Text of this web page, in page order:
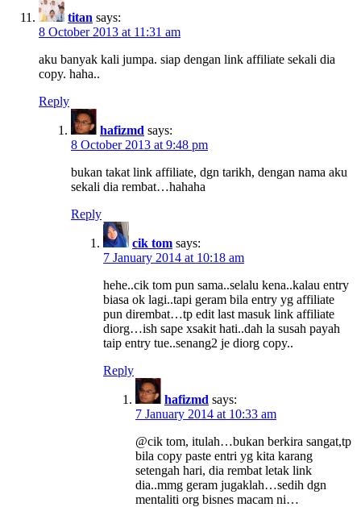
titan says:
8 October 2013 at 11:31 am
aku banyak kali jumpa. siap dengan link affiliate sekali dia
copy. haha..
Reply
hafizmd says:
8 October 2013 at 9:48 pm
bukan takat link affiliate, dgn tarikh, dengan nama aku
sekali dia rembat…hahaha
Reply
cik tom says:
7 January 2014 at 10:18 am
hehe..cik tom pun sama..selalu kena..kalau entry
biasa ok lagi..tapi geram bila entry yg affiliate
pun dirembat…tp edit last masuk link affiliate
diorg…ish sape xsakit hati..dah la susah payah
taip entry tue..senang2 je diorg copy..
Reply
hafizmd says:
7 January 2014 at 10:33 am
@cik tom, itulah…bukan berkira sangat,tp
bila copy paste entri yg kita karang
setengah hari, dia rembat letak link
dia..mmg geram jugaklah…sedih dgn
mentaliti org bisnes macam ni…